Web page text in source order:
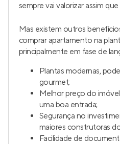
sempre vai valorizar assim
Mas existem outros
comprar apartamento na
principalmente em fase de
Plantas modernas,
gourmet;
Melhor preço do
uma boa entrada;
Segurança no
maiores construtoras
Facilidade de